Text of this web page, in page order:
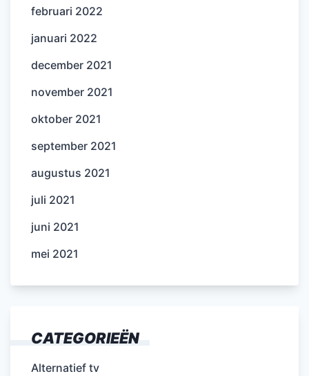
februari 2022
januari 2022
december 2021
november 2021
oktober 2021
september 2021
augustus 2021
juli 2021
juni 2021
mei 2021
CATEGORIEËN
Alternatief tv